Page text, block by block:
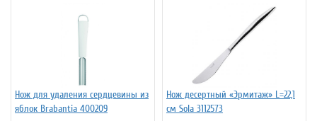
Нож для удаления сердцевины из
яблок Brabantia 400209
Нож десертный «Эрмитаж» L=22,1
см Sola 3112573